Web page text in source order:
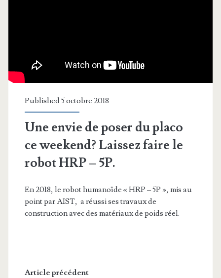
Published 5 octobre 2018
Une envie de poser du placo
ce weekend? Laissez faire le
robot HRP – 5P.
En 2018, le robot humanoïde « HRP – 5P », mis au
point par AIST, a réussi ses travaux de
construction avec des matériaux de poids réel.
Article précédent